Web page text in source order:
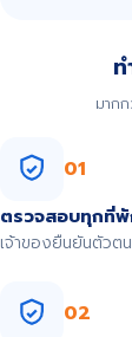
มาก
01
ตรวจสอบทุกที่
เจ้าของยืนยันตัวต
02